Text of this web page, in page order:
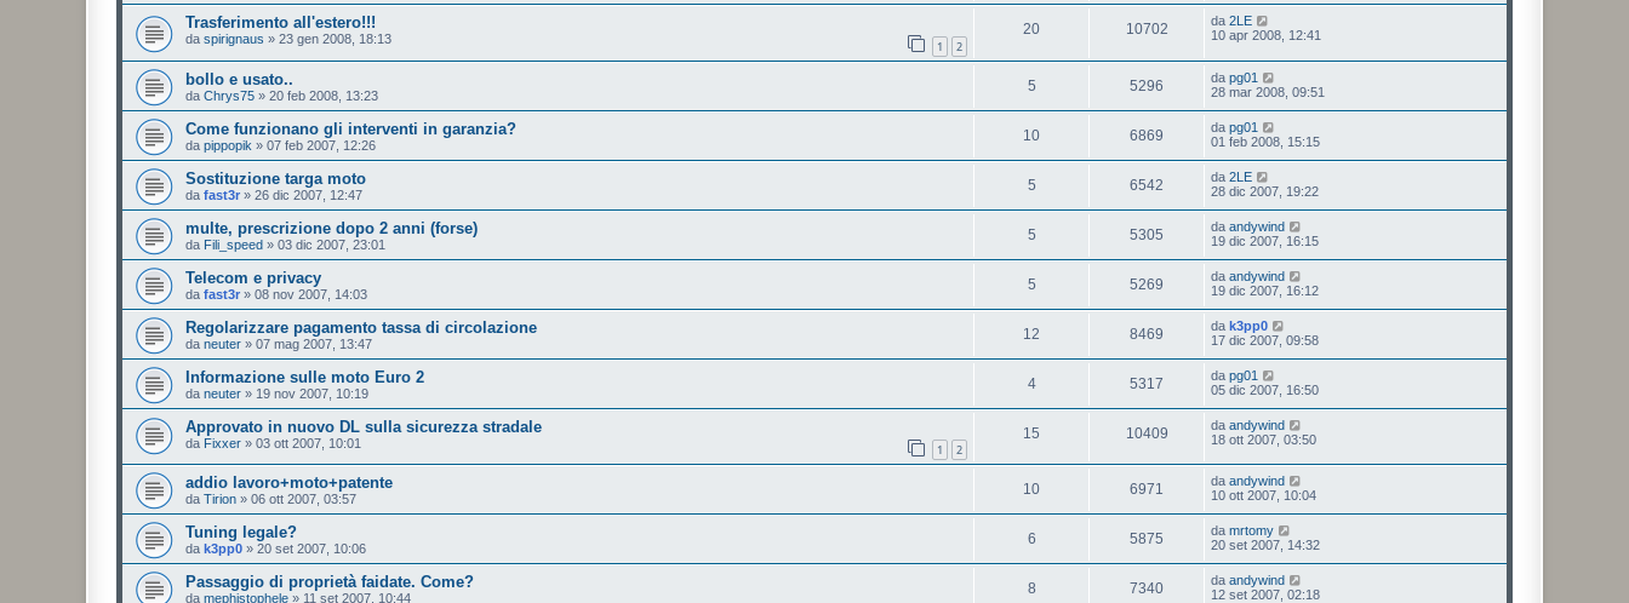
Trasferimento all'estero!!!
da spirignaus » 23 gen 2008, 18:13 1 2
20 10702 da 2LE
10 apr 2008, 12:41
bollo e usato..
da Chrys75 » 20 feb 2008, 13:23
5 5296 da pg01
28 mar 2008, 09:51
Come funzionano gli interventi in garanzia?
da pippopik » 07 feb 2007, 12:26
10 6869 da pg01
01 feb 2008, 15:15
Sostituzione targa moto
da fast3r » 26 dic 2007, 12:47
5 6542 da 2LE
28 dic 2007, 19:22
multe, prescrizione dopo 2 anni (forse)
da Fili_speed » 03 dic 2007, 23:01
5 5305 da andywind
19 dic 2007, 16:15
Telecom e privacy
da fast3r » 08 nov 2007, 14:03
5 5269 da andywind
19 dic 2007, 16:12
Regolarizzare pagamento tassa di circolazione
da neuter » 07 mag 2007, 13:47
12 8469 da k3pp0
17 dic 2007, 09:58
Informazione sulle moto Euro 2
da neuter » 19 nov 2007, 10:19
4 5317 da pg01
05 dic 2007, 16:50
Approvato in nuovo DL sulla sicurezza stradale
da Fixxer » 03 ott 2007, 10:01 1 2
15 10409 da andywind
18 ott 2007, 03:50
addio lavoro+moto+patente
da Tirion » 06 ott 2007, 03:57
10 6971 da andywind
10 ott 2007, 10:04
Tuning legale?
da k3pp0 » 20 set 2007, 10:06
6 5875 da mrtomy
20 set 2007, 14:32
Passaggio di proprietà faidate. Come?
da mephistophele » 11 set 2007, 10:44
8 7340 da andywind
12 set 2007, 02:18